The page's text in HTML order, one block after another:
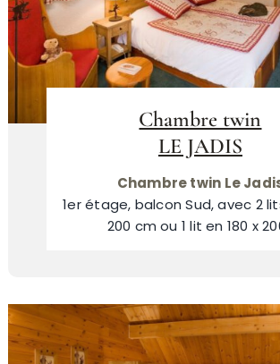
Chambre twin
LE JADIS
Chambre twin Le
1er étage, balcon Sud, avec 2
200 cm ou 1 lit en 180 x